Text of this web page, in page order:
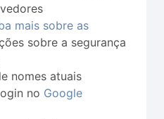
mais sobre as
sobre a segurança
nomes atuais
no Google